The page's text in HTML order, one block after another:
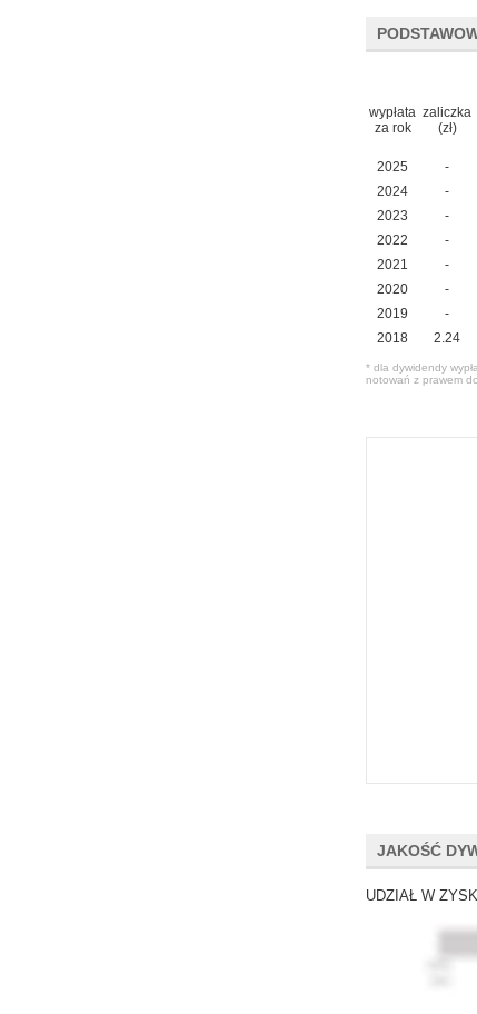
wypłata
za rok
zaliczka
(zł)
2025 -
2024 -
2023 -
2022 -
2021 -
2020 -
2019 -
2018 2.24
* dla dywidendy
notowań z prawem
JAKOŚĆ
UDZIAŁ W